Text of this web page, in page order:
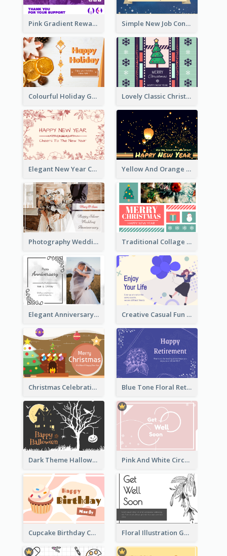
Pink Gradient Reward For Donation Card Design Simple New Job Congratulations Card In Yellow And Blue
Colourful Holiday Greeting Card In Orange Theme Lovely Classic Christmas Greeting Card Design
Elegant New Year Card With Theme Of Flowers And Plants Yellow And Orange New Year Card With Sky Lantern
Photography Wedding Anniversary Card With Drawing Effect Traditional Collage Design Christmas Card Idea
Elegant Anniversary Card With Photo Creative Casual Fun Greeting Card
Christmas Celebration with Illustration Card Blue Tone Floral Retirement Greeting Card
Dark Theme Halloween Greeting Card Pink And White Circular decorated Get Well Soon Card
Cupcake Birthday Card With Blobs Floral Illustration Get Well Soon Greeting Card